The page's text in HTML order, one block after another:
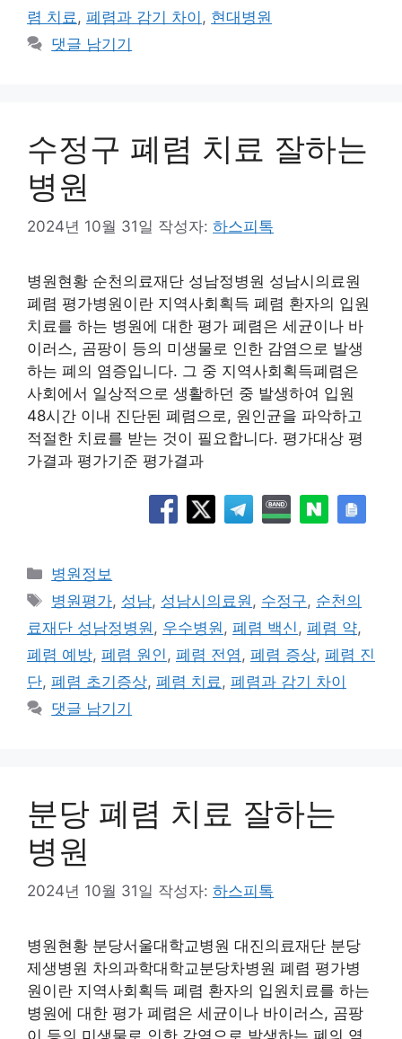
렴 치료, 폐렴과 감기 차이 , 현대병원
댓글 남기기
수정구 폐렴 치료 잘하는
병원
2024년 10월 31일 작성자: 하스피톡
병원현황 순천의료재단 성남정병원 성남시의료원
폐렴 평가병원이란 지역사회획득 폐렴 환자의 입원
치료를 하는 병원에 대한 평가 폐렴은 세균이나 바
이러스, 곰팡이 등의 미생물로 인한 감염으로 발생
하는 폐의 염증입니다. 그 중 지역사회획득폐렴은
사회에서 일상적으로 생활하던 중 발생하여 입원
48시간 이내 진단된 폐렴으로, 원인균을 파악하고
적절한 치료를 받는 것이 필요합니다. 평가대상 평
가결과 평가기준 평가결과
카
테
리
병원정보
태
그
병원평가, 성남, 성남시의료원, 수정구, 순천의
료재단 성남정병원, 우수병원, 폐렴 백신, 폐렴 약,
폐렴 예방, 폐렴 원인, 폐렴 전염, 폐렴 증상, 폐렴 진
단, 폐렴 초기증상, 폐렴 치료, 폐렴과 감기 차이
댓글 남기기
분당 폐렴 치료 잘하는
병원
2024년 10월 31일 작성자: 하스피톡
병원현황 분당서울대학교병원 대진의료재단 분당
제생병원 차의과학대학교분당차병원 폐렴 평가병
원이란 지역사회획득 폐렴 환자의 입원치료를 하는
병원에 대한 평가 폐렴은 세균이나 바이러스, 곰팡
이 등의 미생물로 인한 감염으로 발생하는 폐의 염